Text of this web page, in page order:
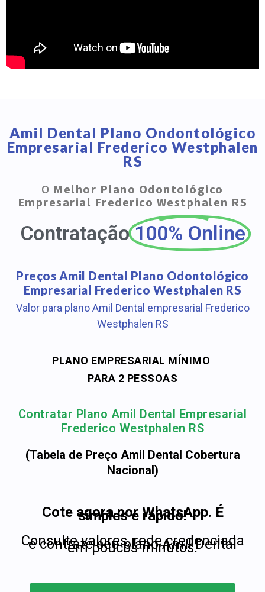
Amil Dental Plano Ondontológico
Empresarial Frederico Westphalen
RS
O Melhor Plano Odontológico
Empresarial Frederico Westphalen RS
Contratação 100% Online
Preços Amil Dental Plano Odontológico
Empresarial Frederico Westphalen RS
Valor para plano Amil Dental empresarial Frederico
Westphalen RS
PLANO EMPRESARIAL MÍNIMO
PARA 2 PESSOAS
Contratar Plano Amil Dental Empresarial
Frederico Westphalen RS
(Tabela de Preço Amil Dental Cobertura
Nacional)
Cote agora por WhatsApp. É
simples e rápido!
Consulte valores, rede credenciada
e contrate seu plano Amil Dental
em poucos minutos.